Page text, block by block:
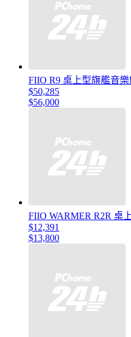
FIIO R9 桌上型旗艦音
$50,285
$56,000
FIIO WARMER R2R 桌
$12,391
$13,800